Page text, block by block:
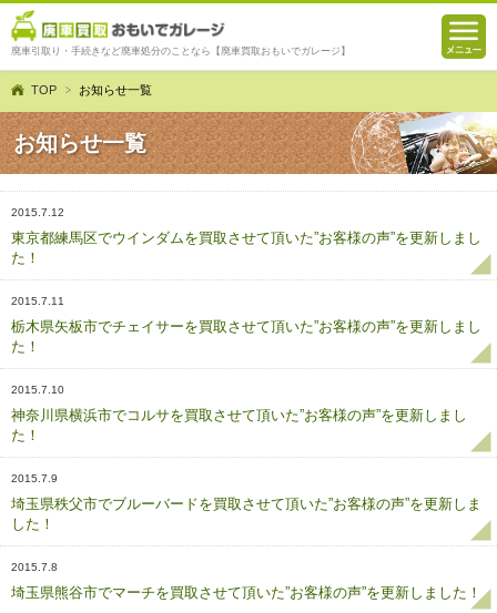
廃車引取り・手続きなど廃車処分のことなら【廃車買取おもいでガレージ】
TOP お知らせ一覧
お知らせ一覧
2015.7.12
東京都練馬区でウインダムを買取させて頂いた”お客様の声”を更新しまし
た！
2015.7.11
栃木県矢板市でチェイサーを買取させて頂いた”お客様の声”を更新しまし
た！
2015.7.10
神奈川県横浜市でコルサを買取させて頂いた”お客様の声”を更新しまし
た！
2015.7.9
埼玉県秩父市でブルーバードを買取させて頂いた”お客様の声”を更新しま
した！
2015.7.8
埼玉県熊谷市でマーチを買取させて頂いた”お客様の声”を更新しました！